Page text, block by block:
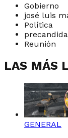
Gobierno
josé luis
Política
Reunión
LAS MÁS
GENERAL